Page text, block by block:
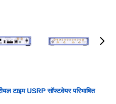
टाइम USRP सॉफ्टवेयर परिभाषित